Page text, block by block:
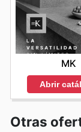
MK
Abrir
Otras